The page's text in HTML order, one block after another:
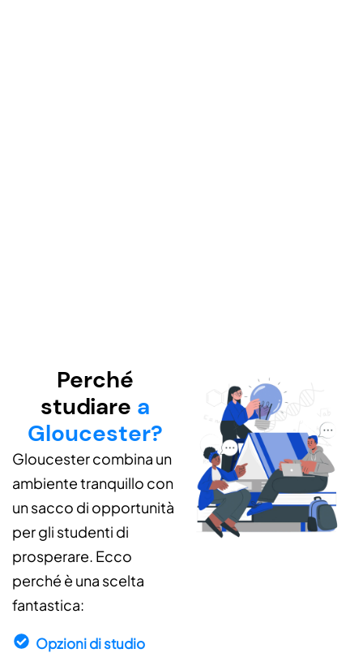
Perché
studiare a
Gloucester?
Gloucester combina un
ambiente tranquillo con
un sacco di opportunità
per gli studenti di
prosperare. Ecco
perché è una scelta
fantastica:
Opzioni di studio